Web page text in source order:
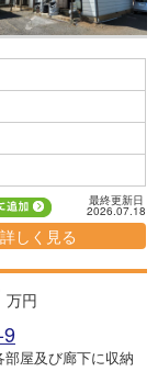
最終更新日
2026.07.18
しく見る
万円
屋及び廊下に収納